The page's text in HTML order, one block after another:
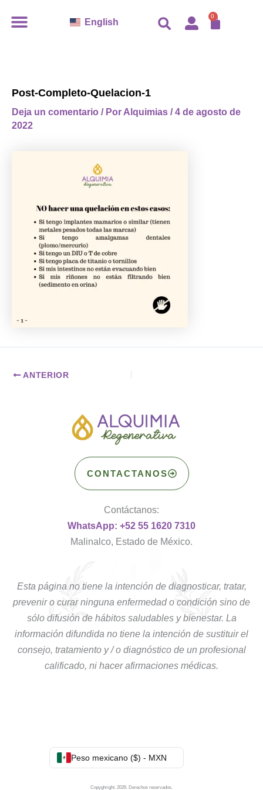
English 0
Post-Completo-Quelacion-1
Deja un comentario / Por Alquimias /4 de agosto de
2022
ANTERIOR
CONTACTANOS
Contáctanos:
WhatsApp: +52 55 1620 7310
Malinalco, Estado de México.
Esta página no tiene la intención de diagnosticar, tratar,
prevenir o curar ninguna enfermedad o condición sino de
sólo difusión de hábitos saludables y bienestar. La
información difundida no tiene la intención de sustituir el
consejo, tratamiento y / o diagnóstico de un profesional
calificado, ni hacer afirmaciones médicas.
Peso mexicano ($) - MXN
Copyghright. 2026. Derechos reservados.